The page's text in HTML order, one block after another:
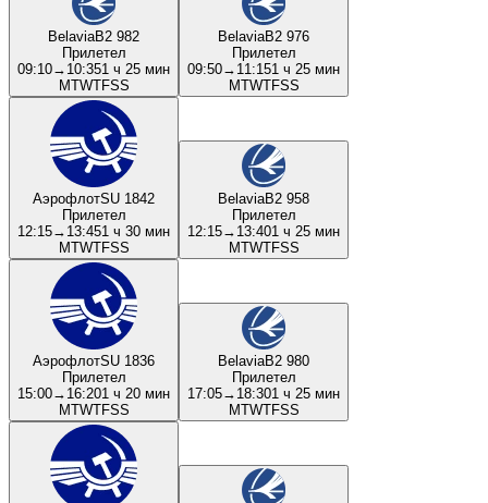
BelaviaB2 982
Прилетел
09:10→ 10:351 ч 25 мин
MTWTFSS
BelaviaB2 976
Прилетел
09:50→ 11:151 ч 25 мин
MTWTFSS
АэрофлотSU 1842
Прилетел
12:15→ 13:451 ч 30 мин
MTWTFSS
BelaviaB2 958
Прилетел
12:15→ 13:401 ч 25 мин
MTWTFSS
АэрофлотSU 1836
Прилетел
15:00→ 16:201 ч 20 мин
MTWTFSS
BelaviaB2 980
Прилетел
17:05→ 18:301 ч 25 мин
MTWTFSS